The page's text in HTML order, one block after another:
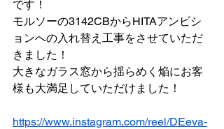
です！
モルソーの3142CBからHITAアンビシ
ョンへの入れ替え工事をさせていただ
きました！
大きなガラス窓から揺らめく焔にお客
様も大満足していただけました！
https://www.instagram.com/reel/DEeva-